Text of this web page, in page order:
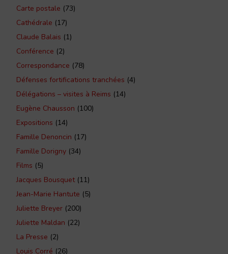
Carte postale (73)
Cathédrale (17)
Claude Balais (1)
Conférence (2)
Correspondance (78)
Défenses fortifications tranchées (4)
Délégations – visites à Reims (14)
Eugène Chausson (100)
Expositions (14)
Famille Denoncin (17)
Famille Dorigny (34)
Films (5)
Jacques Bousquet(11)
Jean-Marie Hantute (5)
Juliette Breyer (200)
Juliette Maldan (22)
La Presse (2)
Louis Corré (26)